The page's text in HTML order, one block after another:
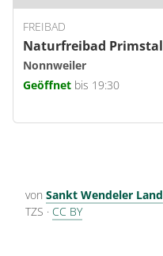
FREIBAD
Naturfreibad Primstal
Nonnweiler
Geöffnet bis 19:30
von Sankt Wendeler Land
TZS · CC BY